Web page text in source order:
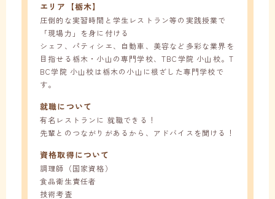
エリア【栃木】
圧倒的な実習時間と学生レストラン等の実践授業で
「現場力」を身に付ける
シェフ、パティシエ、自動車、美容など多彩な業界を
目指せる栃木・小山の専門学校、TBC学院 小山校。T
BC学院 小山校は栃木の小山に根ざした専門学校で
す。
就職について
有名レストランに 就職できる！
先輩とのつながりがあるから、アドバイスを聞ける！
資格取得について
調理師（国家資格）
食品衛生責任者
技術考査